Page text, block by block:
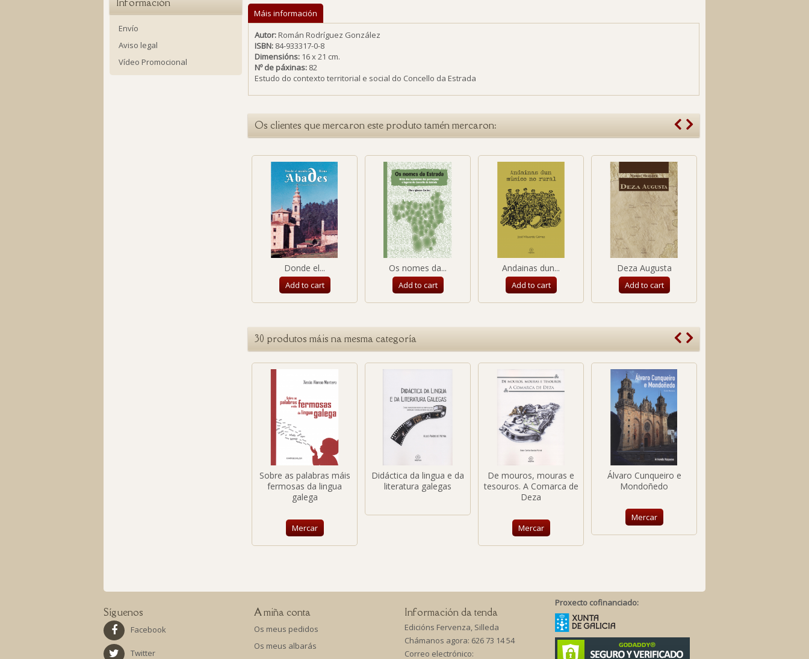
Envío
Aviso legal
Vídeo Promocional
Máis información
Autor: Román Rodríguez González
ISBN: 84-933317-0-8
Dimensións: 16 x 21 cm.
Nº de páxinas: 82
Estudo do contexto territorial e social do Concello da Estrada
Os clientes que mercaron este produto tamén mercaron:
Donde el...
Add to cart
Os nomes da...
Add to cart
Andainas dun...
Add to cart
Deza Augusta
Add to cart
30 produtos máis na mesma categoría
Sobre as palabras máis
fermosas da lingua
galega
Mercar
Didáctica da lingua e da
literatura galegas
De mouros, mouras e
tesouros. A Comarca de
Deza
Mercar
Álvaro Cunqueiro e
Mondoñedo
Mercar
Síguenos
Facebook
Twitter
A miña conta
Os meus pedidos
Os meus albarás
Información da tenda
Edicións Fervenza, Silleda
Chámanos agora: 626 73 14 54
Correo electrónico:
Proxecto cofinanciado: